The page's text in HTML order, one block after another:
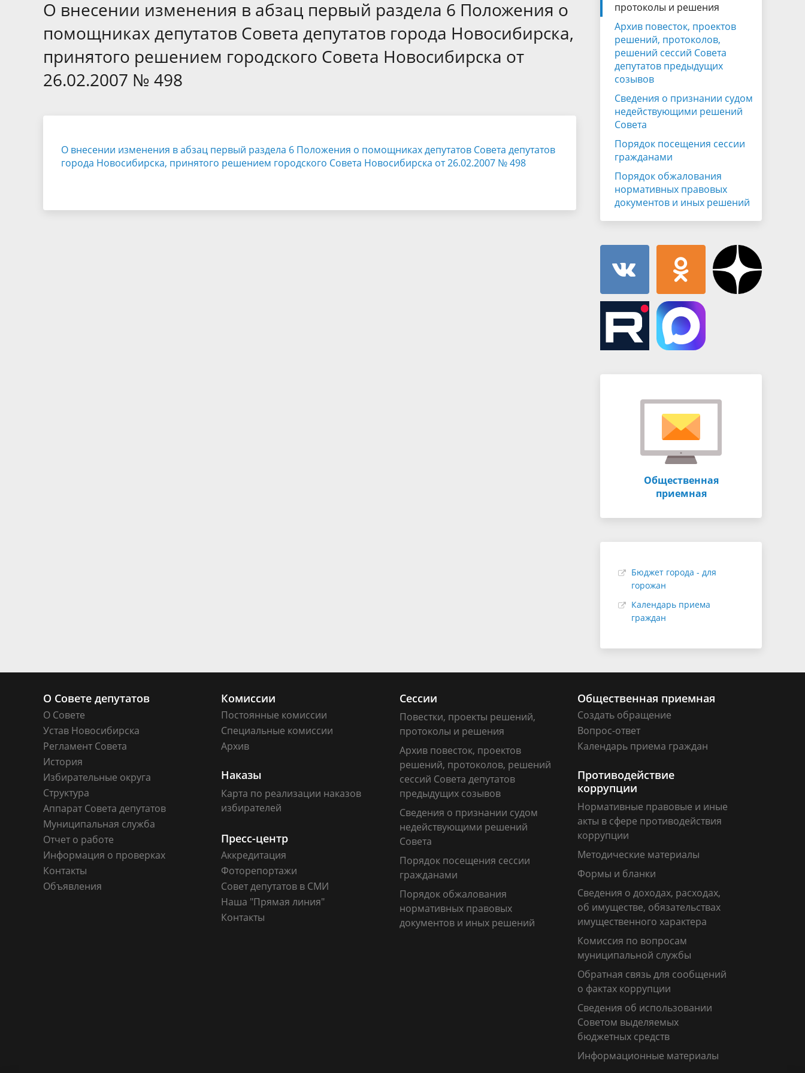
Структура Аппарат Совета депутатов
Муниципальная служба
Информация о проверках Объявления
депутатов предыдущих созывов
Порядок обжалования нормативных
правовых документов и иных
решений
имущественного характера
Комиссия по вопросам
муниципальной службы
Обратная связь для сообщений о
фактах коррупции
Сведения об использовании Советом
выделяемых бюджетных средств
Информационные материалы
О внесении изменения в абзац первый раздела 6 Положения о
помощниках депутатов Совета депутатов города Новосибирска,
принятого решением городского Совета Новосибирска от
26.02.2007 № 498
О внесении изменения в абзац первый раздела 6 Положения о помощниках депутатов Совета депутатов
города Новосибирска, принятого решением городского Совета Новосибирска от 26.02.2007 № 498
протоколы и решения
Архив повесток, проектов
решений, протоколов,
решений сессий Совета
депутатов предыдущих
созывов
Сведения о признании судом
недействующими решений
Совета
Порядок посещения сессии
гражданами
Порядок обжалования
нормативных правовых
документов и иных решений
Общественная
приемная
Бюджет города - для
горожан
Календарь приема
граждан
О Совете депутатов
О Совете
Устав Новосибирска
Регламент Совета
История
Избирательные округа
Структура
Аппарат Совета депутатов
Муниципальная служба
Отчет о работе
Информация о проверках
Контакты
Объявления
Комиссии
Постоянные комиссии
Специальные комиссии
Архив
Сессии
Повестки, проекты решений,
протоколы и решения
Архив повесток, проектов
решений, протоколов, решений
сессий Совета депутатов
предыдущих созывов
Сведения о признании судом
недействующими решений
Совета
Порядок посещения сессии
гражданами
Порядок обжалования
нормативных правовых
документов и иных решений
Общественная приемная
Создать обращение
Вопрос-ответ
Календарь приема граждан
Наказы
Карта по реализации наказов
избирателей
Противодействие
коррупции
Нормативные правовые и иные
акты в сфере противодействия
коррупции
Методические материалы
Формы и бланки
Сведения о доходах, расходах,
об имуществе, обязательствах
имущественного характера
Комиссия по вопросам
муниципальной службы
Обратная связь для сообщений
о фактах коррупции
Сведения об использовании
Советом выделяемых
бюджетных средств
Информационные материалы
Пресс-центр
Аккредитация
Фоторепортажи
Совет депутатов в СМИ
Наша "Прямая линия"
Контакты